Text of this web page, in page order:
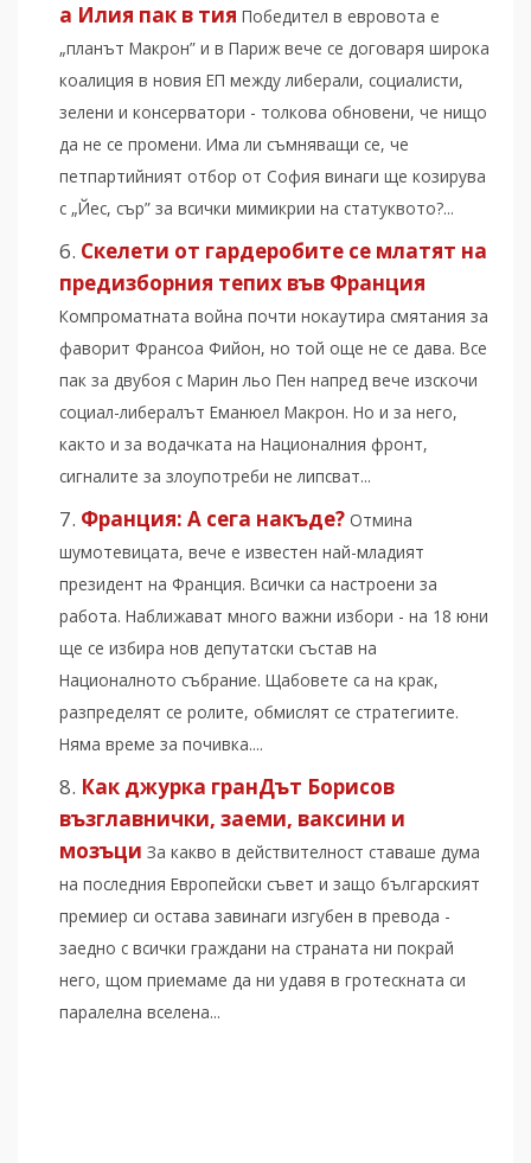
а Илия пак в тия Победител в евровота е
„планът Макрон” и в Париж вече се договаря широка
коалиция в новия ЕП между либерали, социалисти,
зелени и консерватори - толкова обновени, че нищо
да не се промени. Има ли съмняващи се, че
петпартийният отбор от София винаги ще козирува
с „Йес, сър” за всички мимикрии на статуквото?...
Скелети от гардеробите се млатят на
предизборния тепих във Франция
Компроматната война почти нокаутира смятания за
фаворит Франсоа Фийон, но той още не се дава. Все
пак за двубоя с Марин льо Пен напред вече изскочи
социал-либералът Еманюел Макрон. Но и за него,
както и за водачката на Националния фронт,
сигналите за злоупотреби не липсват...
Франция: А сега накъде? Отмина
шумотевицата, вече е известен най-младият
президент на Франция. Всички са настроени за
работа. Наближават много важни избори - на 18 юни
ще се избира нов депутатски състав на
Националното събрание. Щабовете са на крак,
разпределят се ролите, обмислят се стратегиите.
Няма време за почивка....
Как джурка гранДът Борисов
възглавнички, заеми, ваксини и
мозъци За какво в действителност ставаше дума
на последния Европейски съвет и защо българският
премиер си остава завинаги изгубен в превода -
заедно с всички граждани на страната ни покрай
него, щом приемаме да ни удавя в гротескната си
паралелна вселена...